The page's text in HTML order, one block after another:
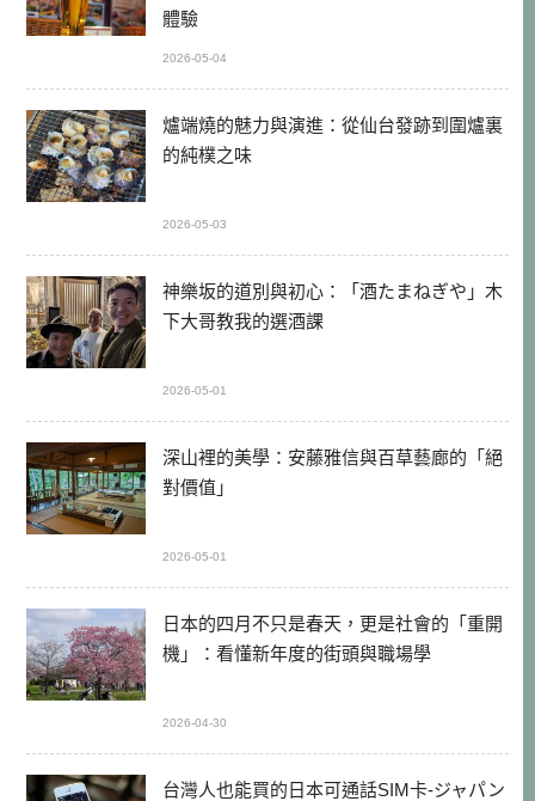
體驗
2026-05-04
爐端燒的魅力與演進：從仙台發跡到圍爐裏
的純樸之味
2026-05-03
神樂坂的道別與初心：「酒たまねぎや」木
下大哥教我的選酒課
2026-05-01
深山裡的美學：安藤雅信與百草藝廊的「絕
對價值」
2026-05-01
日本的四月不只是春天，更是社會的「重開
機」：看懂新年度的街頭與職場學
2026-04-30
台灣人也能買的日本可通話SIM卡-ジャパン